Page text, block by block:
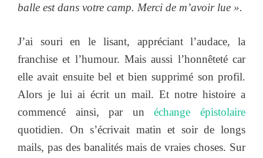
balle est dans votre camp. Merci de m’avoir lue ».
J’ai souri en le lisant, appréciant l’audace, la
franchise et l’humour. Mais aussi l’honnêteté car
elle avait ensuite bel et bien supprimé son profil.
Alors je lui ai écrit un mail. Et notre histoire a
commencé ainsi, par unéchange épistolaire
quotidien. On s’écrivait matin et soir de longs
mails, pas des banalités mais de vraies choses. Sur